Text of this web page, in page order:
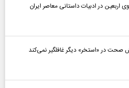
اربعین در ادبیات داستانی معاصر ایران
در «استخر» دیگر غافلگیر نمی‌کند